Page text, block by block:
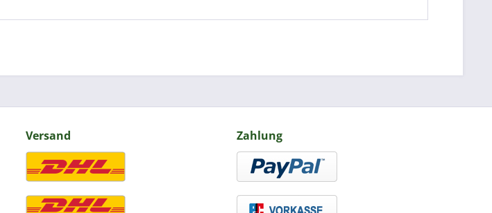
Versand Zahlung